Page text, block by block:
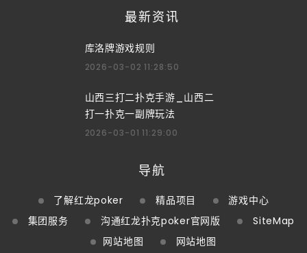
最新资讯
库洛牌游戏规则
2026-03-02 11:28:50
山西三打二扑克手游_山西二
打一扑克一副牌玩法
2026-03-01 11:29:00
导航
了解红龙poker 精品项目
游戏中心
集团服务
沟通红龙扑克poker官网版
SiteMap
网站地图
网站地图